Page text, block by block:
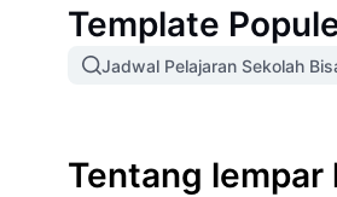
Template
Jadwal Pelajaran Sekolah
Tentang